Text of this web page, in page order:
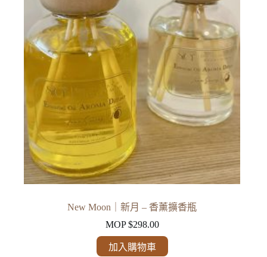
式。
品
頁
面
選
擇
選
項
New Moon｜新月 – 香薰擴香瓶
MOP $298.00
加入購物車